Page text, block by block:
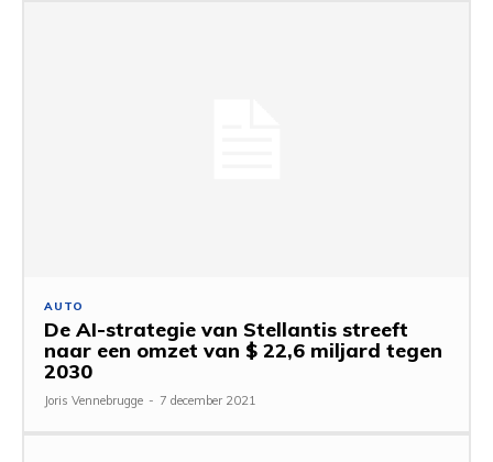
AUTO
De AI-strategie van Stellantis streeft
naar een omzet van $ 22,6 miljard tegen
2030
Joris Vennebrugge - 7 december 2021